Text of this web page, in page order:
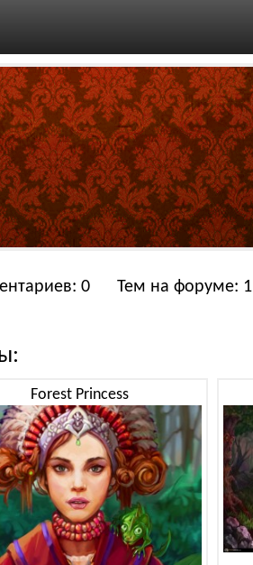
0 Тем на форуме: 1
Forest Princess